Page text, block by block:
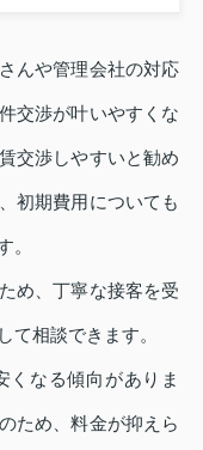
んや管理会社の対応
交渉が叶いやすくな
交渉しやすいと勧め
初期費用についても
。
め、丁寧な接客を受
て相談できます。
くなる傾向がありま
ため、料金が抑えら